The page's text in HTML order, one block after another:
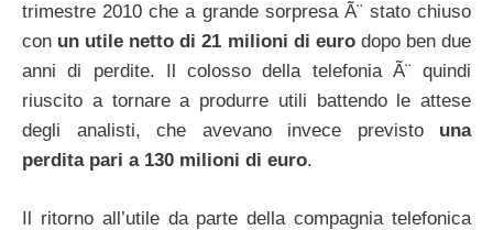
trimestre 2010 che a grande sorpresa Ã¨ stato chiuso
con un utile netto di 21 milioni di eurodopo ben due
anni di perdite. Il colosso della telefonia Ã¨ quindi
riuscito a tornare a produrre utili battendo le attese
degli analisti, che avevano invece previsto una
perdita pari a 130 milioni di euro.
Il ritorno all’utile da parte della compagnia telefonica